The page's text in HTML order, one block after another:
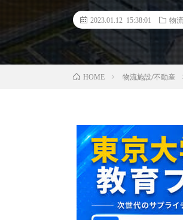
2023.01.12 15:38:01 物
HOME 物流施設/不動産